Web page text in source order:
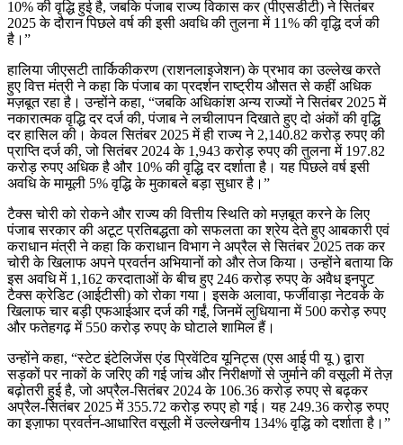
10% की वृद्धि हुई है, जबकि पंजाब राज्य विकास कर (पीएसडीटी) ने सितंबर
2025 के दौरान पिछले वर्ष की इसी अवधि की तुलना में 11% की वृद्धि दर्ज की
है।”
हालिया जीएसटी तार्किकीकरण (राशनलाइजेशन) के प्रभाव का उल्लेख करते
हुए वित्त मंत्री ने कहा कि पंजाब का प्रदर्शन राष्ट्रीय औसत से कहीं अधिक
मज़बूत रहा है। उन्होंने कहा, “जबकि अधिकांश अन्य राज्यों ने सितंबर 2025 में
नकारात्मक वृद्धि दर दर्ज की, पंजाब ने लचीलापन दिखाते हुए दो अंकों की वृद्धि
दर हासिल की। केवल सितंबर 2025 में ही राज्य ने 2,140.82 करोड़ रुपए की
प्राप्ति दर्ज की, जो सितंबर 2024 के 1,943 करोड़ रुपए की तुलना में 197.82
करोड़ रुपए अधिक है और 10% की वृद्धि दर दर्शाता है। यह पिछले वर्ष इसी
अवधि के मामूली 5% वृद्धि के मुकाबले बड़ा सुधार है।”
टैक्स चोरी को रोकने और राज्य की वित्तीय स्थिति को मज़बूत करने के लिए
पंजाब सरकार की अटूट प्रतिबद्धता को सफलता का श्रेय देते हुए आबकारी एवं
कराधान मंत्री ने कहा कि कराधान विभाग ने अप्रैल से सितंबर 2025 तक कर
चोरी के खिलाफ अपने प्रवर्तन अभियानों को और तेज किया। उन्होंने बताया कि
इस अवधि में 1,162 करदाताओं के बीच हुए 246 करोड़ रुपए के अवैध इनपुट
टैक्स क्रेडिट (आईटीसी) को रोका गया। इसके अलावा, फर्जीवाड़ा नेटवर्क के
खिलाफ चार बड़ी एफआईआर दर्ज की गईं, जिनमें लुधियाना में 500 करोड़ रुपए
और फतेहगढ़ में 550 करोड़ रुपए के घोटाले शामिल हैं।
उन्होंने कहा, “स्टेट इंटेलिजेंस एंड प्रिवेंटिव यूनिट्स (एस आई पी यू ) द्वारा
सड़कों पर नाकों के जरिए की गई जांच और निरीक्षणों से जुर्माने की वसूली में तेज़
बढ़ोतरी हुई है, जो अप्रैल-सितंबर 2024 के 106.36 करोड़ रुपए से बढ़कर
अप्रैल-सितंबर 2025 में 355.72 करोड़ रुपए हो गई। यह 249.36 करोड़ रुपए
का इज़ाफा प्रवर्तन-आधारित वसूली में उल्लेखनीय 134% वृद्धि को दर्शाता है।”